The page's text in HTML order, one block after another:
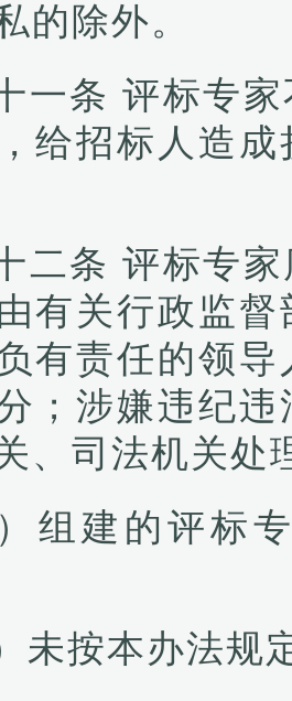
的除外。
一条 评标专
给招标人造
二条 评标专
有关行政监
有责任的领
；涉嫌违纪
、司法机关处
）组建的评标
未按本办法